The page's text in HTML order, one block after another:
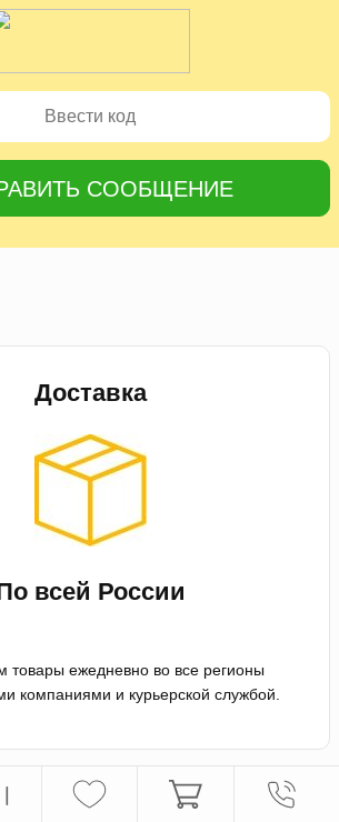
СООБЩЕНИЕ
Доставка
всей России
товары ежедневно во все регионы
компаниями и курьерской службой.
Оплата